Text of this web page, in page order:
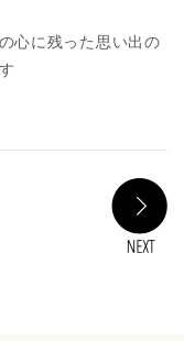
心に残った思い出の